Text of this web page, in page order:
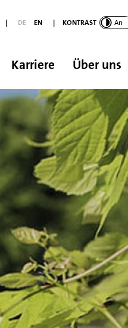
| DE EN | KONTRAST An
Karriere Über uns